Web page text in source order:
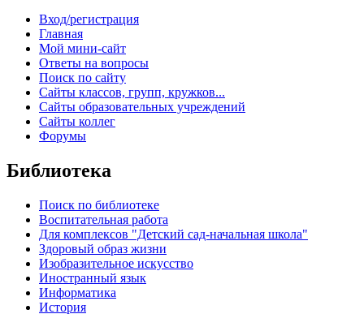
Вход/регистрация
Главная
Мой мини-сайт
Ответы на вопросы
Поиск по сайту
Сайты классов, групп, кружков...
Сайты образовательных учреждений
Сайты коллег
Форумы
Библиотека
Поиск по библиотеке
Воспитательная работа
Для комплексов "Детский сад-начальная школа"
Здоровый образ жизни
Изобразительное искусство
Иностранный язык
Информатика
История